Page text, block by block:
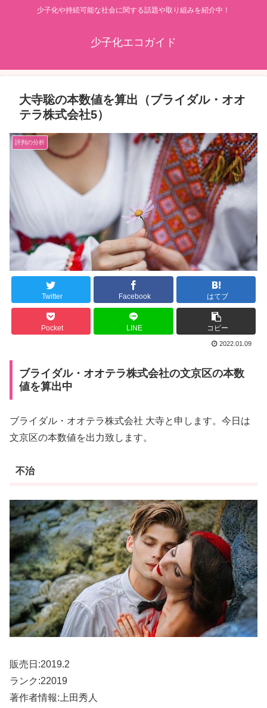
少子化や持続可能な社会に関する話題や取り組みを紹介中！
少子化エコガイド
大寺聡の本数値を算出（ブライダル・オオ
テラ株式会社5）
評判の分析
Twitter Facebook はてブ
Pocket LINE コピー
2022.01.09
ブライダル・オオテラ株式会社の文京区の本数
値を算出中
ブライダル・オオテラ株式会社 大寺と申します。今日は
文京区の本数値を出力致します。
不治
販売日:2019.2
ランク:22019
著作者情報:上田秀人